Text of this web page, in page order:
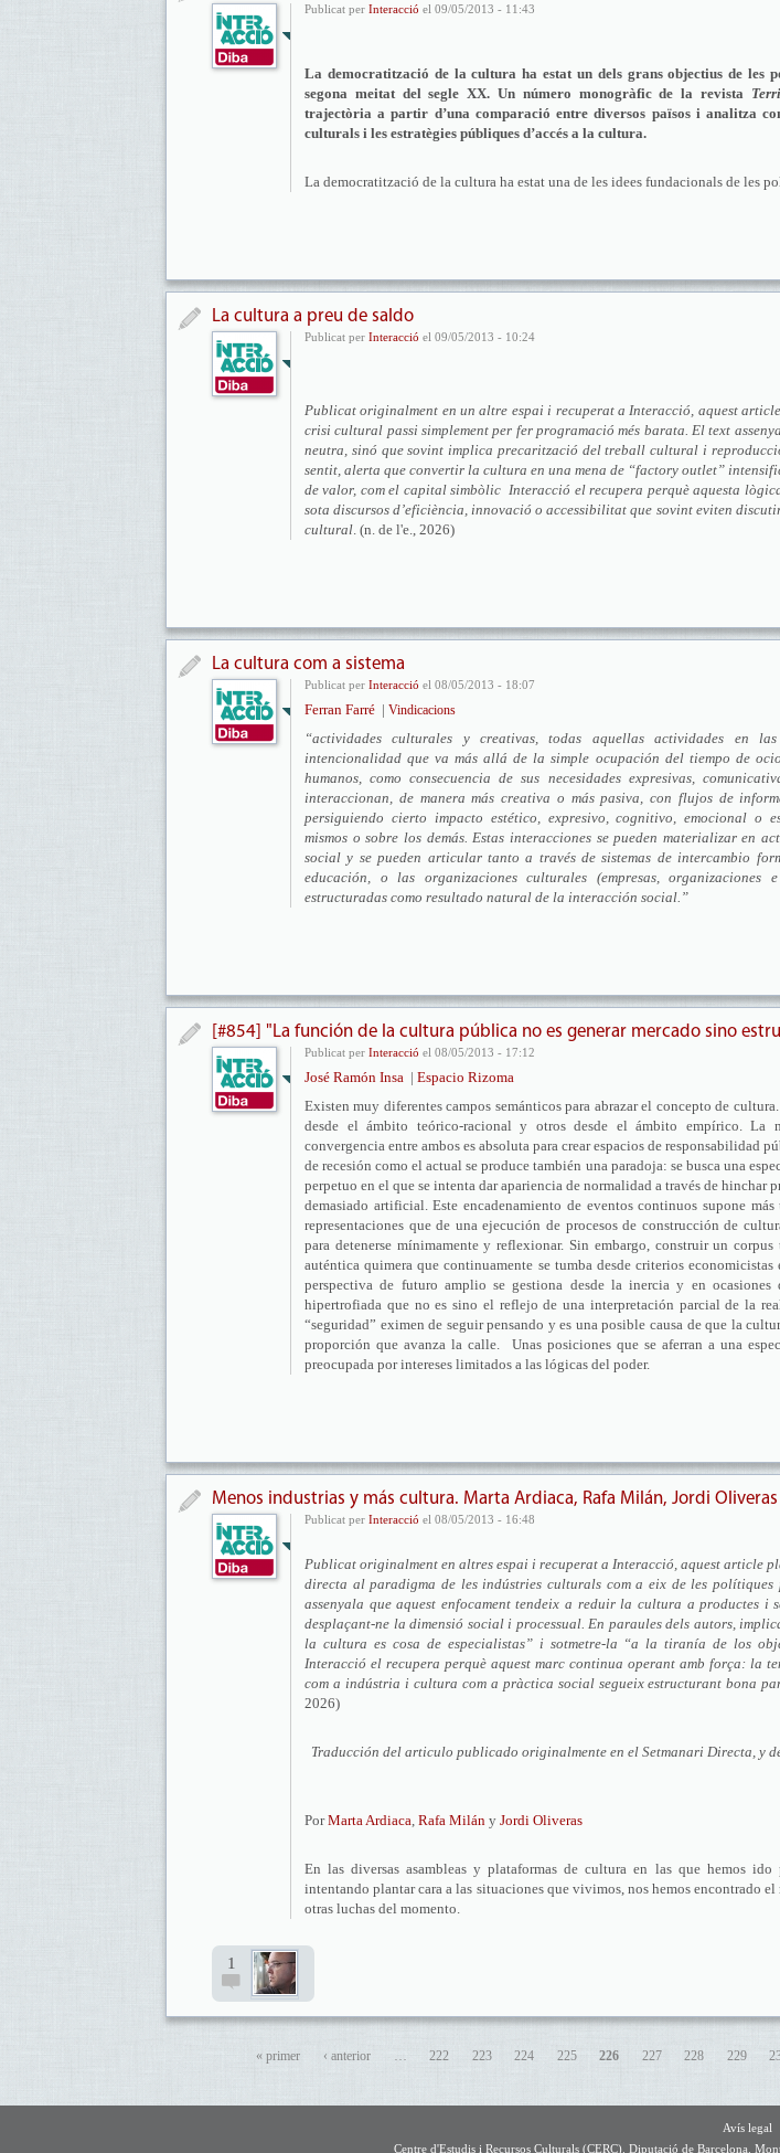
Publicat per Interacció el 09/05/2013 - 11:43
La democratització de la cultura ha estat un dels grans objectius de les
segona meitat del segle XX. Un número monogràfic de la revista
trajectòria a partir d’una comparació entre diversos països i analitza
culturals i les estratègies públiques d’accés a la cultura.
La democratització de la cultura ha estat una de les idees fundacionals de les
La cultura a preu de saldo
Publicat per Interacció el 09/05/2013 - 10:24
Publicat originalment en un altre espai i recuperat a Interacció, aquest
crisi cultural passi simplement per fer programació més barata. El text
neutra, sinó que sovint implica precarització del treball cultural i
sentit, alerta que convertir la cultura en una mena de “factory outlet”
de valor, com el capital simbòlic Interacció el recupera perquè aquesta
sota discursos d’eficiència, innovació o accessibilitat que sovint eviten
cultural. (n. de l'e., 2026)
La cultura com a sistema
Publicat per Interacció el 08/05/2013 - 18:07
Ferran Farré | Vindicacions
“actividades culturales y creativas, todas aquellas actividades en
intencionalidad que va más allá de la simple ocupación del tiempo de
humanos, como consecuencia de sus necesidades expresivas,
interaccionan, de manera más creativa o más pasiva, con flujos de
persiguiendo cierto impacto estético, expresivo, cognitivo, emocional o
mismos o sobre los demás. Estas interacciones se pueden materializar en
social y se pueden articular tanto a través de sistemas de intercambio
educación, o las organizaciones culturales (empresas,
estructuradas como resultado natural de la interacción social.”
[#854] "La función de la cultura pública no es generar mercado sino
Publicat per Interacció el 08/05/2013 - 17:12
José Ramón Insa | Espacio Rizoma
Existen muy diferentes campos semánticos para abrazar el concepto de
desde el ámbito teórico-racional y otros desde el ámbito empírico. La
convergencia entre ambos es absoluta para crear espacios de responsabilidad
de recesión como el actual se produce también una paradoja: se busca una
perpetuo en el que se intenta dar apariencia de normalidad a través de hinchar
demasiado artificial. Este encadenamiento de eventos continuos supone
representaciones que de una ejecución de procesos de construcción de
para detenerse mínimamente y reflexionar. Sin embargo, construir un
auténtica quimera que continuamente se tumba desde criterios
perspectiva de futuro amplio se gestiona desde la inercia y en ocasiones
hipertrofiada que no es sino el reflejo de una interpretación parcial de la
“seguridad” eximen de seguir pensando y es una posible causa de que la
proporción que avanza la calle. Unas posiciones que se aferran a una
preocupada por intereses limitados a las lógicas del poder.
Menos industrias y más cultura. Marta Ardiaca, Rafa Milán, Jordi Oliveras
Publicat per Interacció el 08/05/2013 - 16:48
Publicat originalment en altres espai i recuperat a Interacció, aquest article
directa al paradigma de les indústries culturals com a eix de les polítiques
assenyala que aquest enfocament tendeix a reduir la cultura a productes i
desplaçant-ne la dimensió social i processual. En paraules dels autors,
la cultura es cosa de especialistas” i sotmetre-la “a la tiranía de los
Interacció el recupera perquè aquest marc continua operant amb força: la
com a indústria i cultura com a pràctica social segueix estructurant bona
2026)
Traducción del articulo publicado originalmente en el Setmanari Directa, y
PorMarta Ardiaca, Rafa Milán y Jordi Oliveras
En las diversas asambleas y plataformas de cultura en las que hemos
intentando plantar cara a las situaciones que vivimos, nos hemos encontrado
otras luchas del momento.
1
« primer ‹ anterior … 222 223 224 225 226 227 228 229
Avís legal
Centre d'Estudis i Recursos Culturals (CERC). Diputació de Barcelona.